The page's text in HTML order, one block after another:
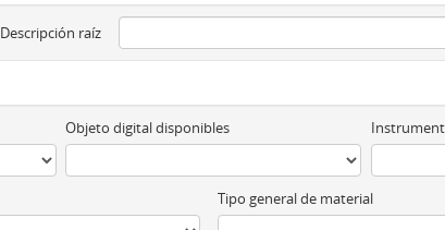
Descripción raíz
Objeto digital disponibles
Tipo general de material